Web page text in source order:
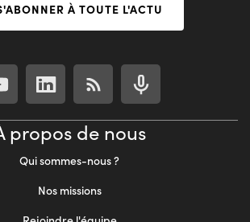
À TOUTE L'ACTU
propos de nous
Qui sommes-nous ?
Nos missions